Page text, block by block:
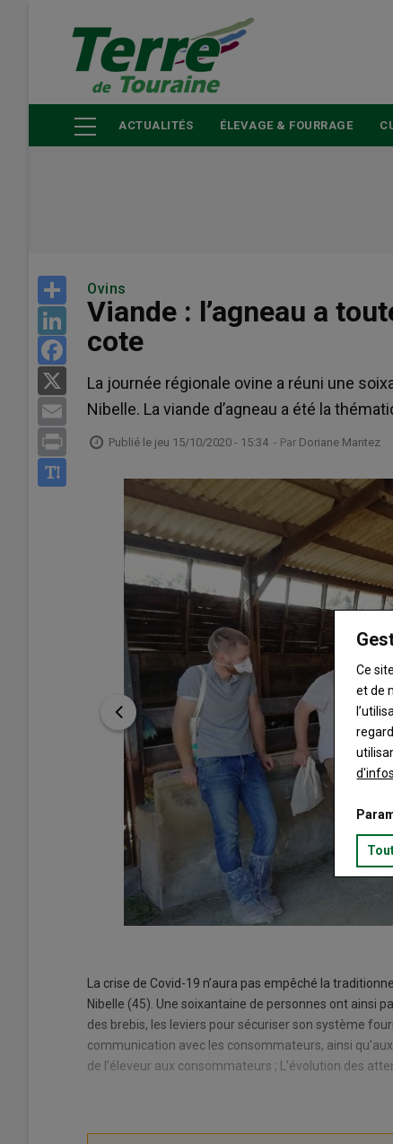
principal
ACTUALITÉS ÉLEVAGE & FOURRAGE
Share
LinkedIn
Facebook
Email
Print
Ovins
Viande : l’agneau a
cote
La journée régionale ovine a réuni une
Nibelle. La viande d’agneau a été la
Publié le jeu 15/10/2020 - 15:34 - Par Doriane Mantez
La crise de Covid-19 n’aura pas empêché la
Nibelle (45). Une soixantaine de personnes ont ainsi
des brebis, les leviers pour sécuriser son système
communication avec les consommateurs, ainsi
de l’éleveur aux consommateurs ; L’évolution des
Ce
et de
d'infos